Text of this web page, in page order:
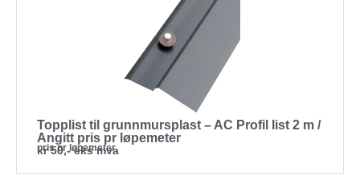
Topplist til grunnmursplast – AC Profil list 2 m /
Angitt pris pr løpemeter
kr 50,- eks mva
pris pr løpemeter